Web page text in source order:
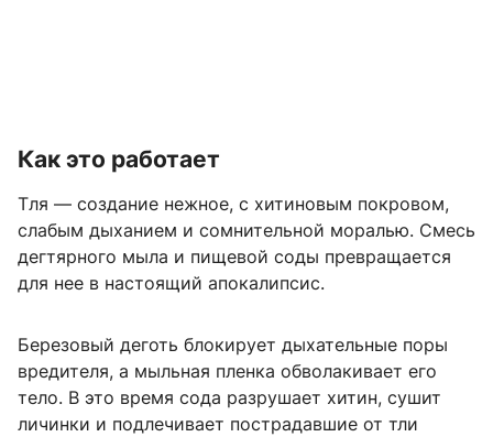
Как это работает
Тля — создание нежное, с хитиновым покровом,
слабым дыханием и сомнительной моралью. Смесь
дегтярного мыла и пищевой соды превращается
для нее в настоящий апокалипсис.
Березовый деготь блокирует дыхательные поры
вредителя, а мыльная пленка обволакивает его
тело. В это время сода разрушает хитин, сушит
личинки и подлечивает пострадавшие от тли